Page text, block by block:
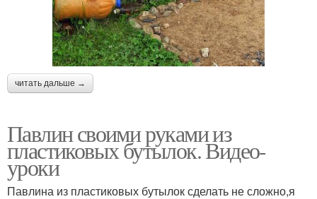
читать дальше →
Павлин своими руками из
пластиковых бутылок. Видео-
уроки
Павлина из пластиковых бутылок сделать не сложно,я